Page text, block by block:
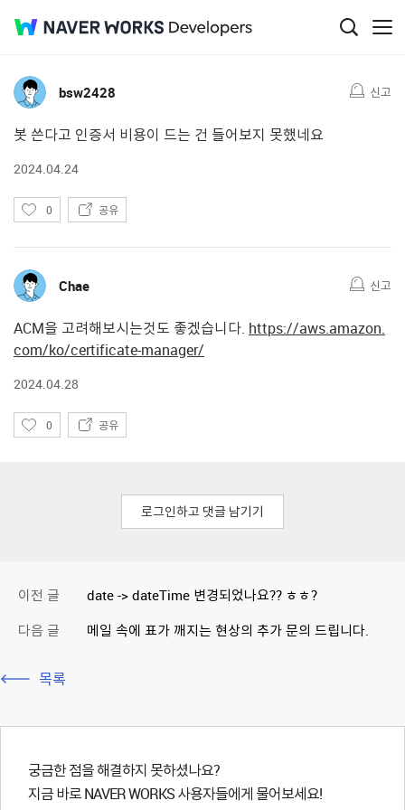
Q&A
댓글 2
bsw2428 신고
봇 쓴다고 인증서 비용이 드는 건 들어보지 못했네요
2024.04.24
좋
0 공유
Chae 신고
ACM을 고려해보시는것도 좋겠습니다. https://aws.amazon.
com/ko/certificate-manager/
2024.04.28
좋
0 공유
로그인하고 댓글 남기기
이전 글
date -> dateTime 변경되었나요?? ㅎㅎ?
다음 글
메일 속에 표가 깨지는 현상의 추가 문의 드립니다.
목록
궁금한 점을 해결하지 못하셨나요?
지금 바로 NAVER WORKS 사용자들에게 물어보세요!